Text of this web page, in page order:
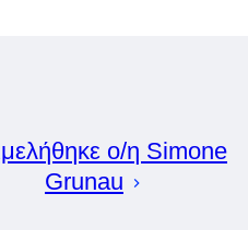
ο/η Simone
Grunau